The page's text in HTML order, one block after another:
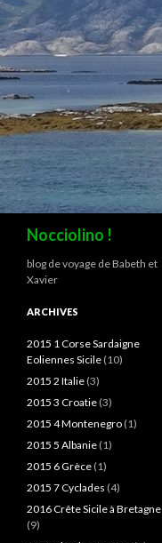
Nocciolino !
blog de voyage de Babeth et
Xavier
ARCHIVES
2015 1 Corse Sardaigne
Eoliennes Sicile (10)
2015 2 Italie (3)
2015 3 Croatie (3)
2015 4 Montenegro (1)
2015 5 Albanie (1)
2015 6 Grèce (1)
2015 7 Cyclades (4)
2016 Crête Sicile à Bretagne
(9)